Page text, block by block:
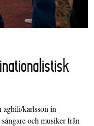
aghili/karlsson in
och musiker från